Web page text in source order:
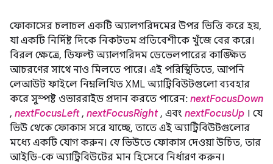
ফোকাসের চলাচল একটি অ্যালগরিদমের উপর ভিত্তি করে হয়,
যা একটি নির্দিষ্ট দিকে নিকটতম প্রতিবেশীকে খুঁজে বের করে।
বিরল ক্ষেত্রে, ডিফল্ট অ্যালগরিদম ডেভেলপারের কাঙ্ক্ষিত
আচরণের সাথে নাও মিলতে পারে। এই পরিস্থিতিতে, আপনি
লেআউট ফাইলে নিম্নলিখিত XML অ্যাট্রিবিউটগুলো ব্যবহার
করে সুস্পষ্ট ওভাররাইড প্রদান করতে পারেন: nextFocusDown
, nextFocusLeft, nextFocusRight, এবং nextFocusUp । যে
ভিউ থেকেফোকাস সরে যাচ্ছে, তাতে এই অ্যাট্রিবিউটগুলোর
মধ্যে একটি যোগ করুন। যেভিউতে ফোকাস দেওয়া উচিত, তার
আইডি-কে অ্যাট্রিবিউটের মান হিসেবে নির্ধারণ করুন।